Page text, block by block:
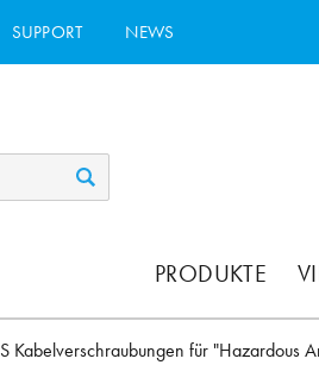
SUPPORT NEWS
PRODUKTE
Kabelverschraubungen für "Hazardous